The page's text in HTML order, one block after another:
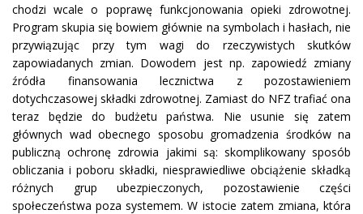
chodzi wcale o poprawę funkcjonowania opieki zdrowotnej.
Program skupia się bowiem głównie na symbolach i hasłach, nie
przywiązując przy tym wagi do rzeczywistych skutków
zapowiadanych zmian. Dowodem jest np. zapowiedź zmiany
źródła finansowania lecznictwa z pozostawieniem
dotychczasowej składki zdrowotnej. Zamiast do NFZ trafiać ona
teraz będzie do budżetu państwa. Nie usunie się zatem
głównych wad obecnego sposobu gromadzenia środków na
publiczną ochronę zdrowia jakimi są: skomplikowany sposób
obliczania i poboru składki, niesprawiedliwe obciążenie składką
różnych grup ubezpieczonych, pozostawienie części
społeczeństwa poza systemem. W istocie zatem zmiana, która